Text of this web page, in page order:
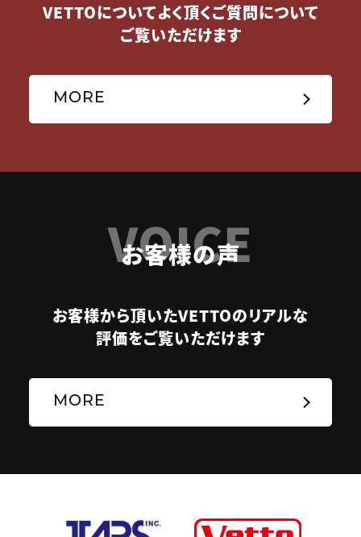
VETTOについてよく頂くご質問について
ご覧いただけます
MORE
VOICE
お客様の声
お客様から頂いたVETTOのリアルな
評価をご覧いただけます
MORE